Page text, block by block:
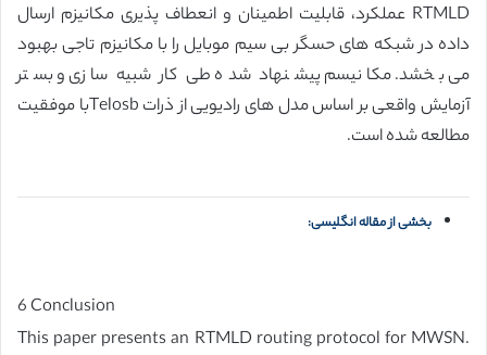
RTMLD عملکرد، قابلیت اطمینان و انعطاف پذیری مکانیزم ارسال
داده در شبکه های حسگر بی سیم موبایل را با مکانیزم تاجی بهبود
می بخشد. مکانیسم پیشنهاد شده طی کار شبیه سازی و بستر
آزمایش واقعی بر اساس مدل های رادیویی از ذرات Telosbبا موفقیت
مطالعه شده است.
بخشی از مقاله انگلیسی:
6 Conclusion
This paper presents an RTMLD routing protocol for MWSN.